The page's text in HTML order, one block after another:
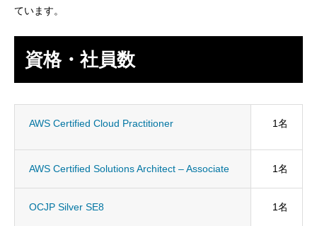
SI事業
ITアウトソーシング事業
IT人材育成事業
その他の事業
ITエンジニア職
ています。
資格・社員数
AWS Certified Cloud Practitioner 1名
AWS Certified Solutions Architect – Associate 1名
OCJP Silver SE8 1名